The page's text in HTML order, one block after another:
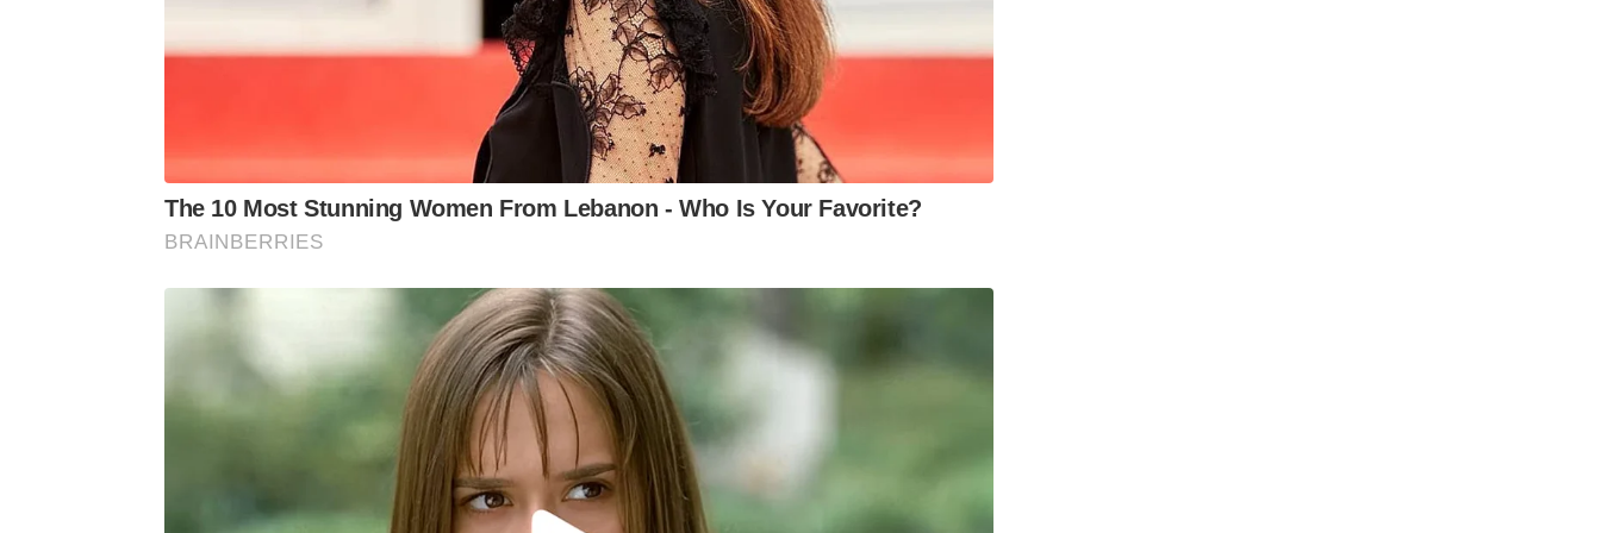
Reta final do Jubileu
O XX Jubileu de São João Batista chega aos seus últimos dias de programação.
Nesta segunda-feira (22), após a novena e a apresentação da quadrilha do Centro
Municipal de Educação Nossa Senhora do Rosário, a programação artística terá show
de Jonathan Augusto, às 22h.
Na terça-feira (23), véspera do Dia de São João Batista, a programação cultural
The 10 Most Stunning Women From Lebanon - Who Is Your Favorite?
BRAINBERRIES